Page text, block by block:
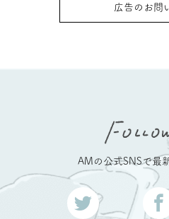
広告のお問
AMの公式SNSで最